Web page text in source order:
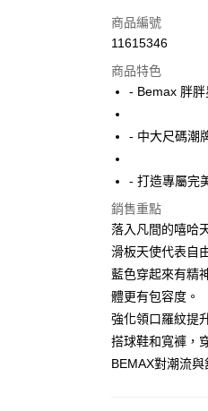
信用卡一次付款
LINE Pay
Apple Pay
悠遊付
AFTEE先享後付
相關說明
【關於「AFTEE
AFTEE先享後付
便利好安心！
１．簡單：不需註
２．便利：只要
３．安心：先確認
【「AFTEE先享
ATM付款
運送方式
全家付款取貨
商品編號
11615346
商品特色
- Bemax 胖胖
- 中大尺碼潮
- 打造專屬完
銷售重點
落入凡間的嘻哈
滑板天使代表自
藍色穿起來有精
體更有包容度。
強化領口羅紋提
搭球鞋和寬褲，
BEMAX對潮流與